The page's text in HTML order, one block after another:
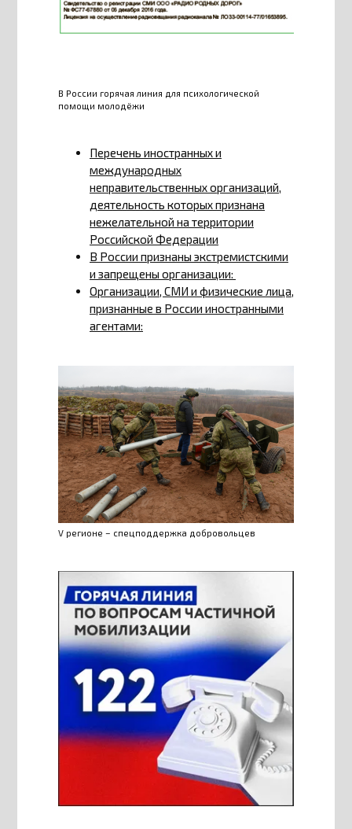
В России горячая линия для психологической
помощи молодёжи
Перечень иностранных и
международных
неправительственных организаций,
деятельность которых признана
нежелательной на территории
Российской Федерации
В России признаны экстремистскими
и запрещены организации:
Организации, СМИ и физические лица,
признанные в России иностранными
агентами:
V регионе – спецподдержка добровольцев